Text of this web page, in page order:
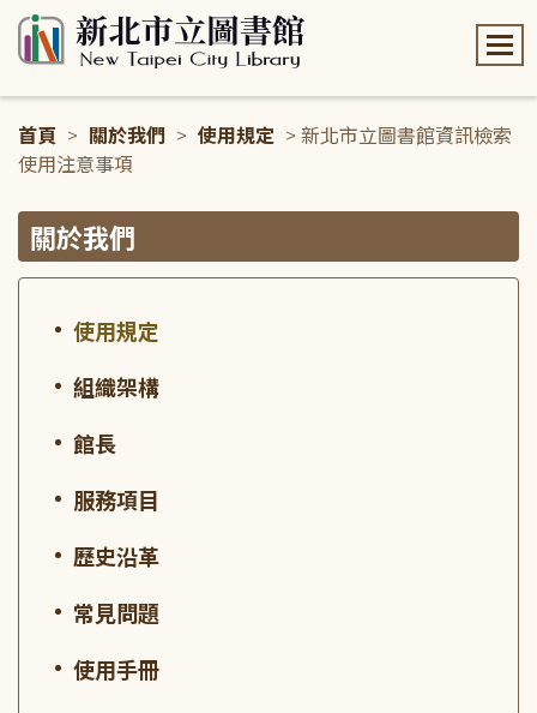
首頁 > 關於我們 > 使用規定 > 新北市立圖書館資訊檢索
使用注意事項
關於我們
使用規定
組織架構
館長
服務項目
歷史沿革
常見問題
使用手冊